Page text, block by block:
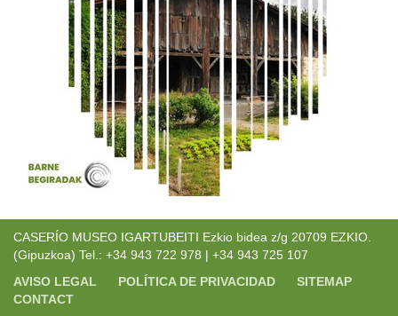
CASERÍO MUSEO IGARTUBEITI Ezkio bidea z/g 20709 EZKIO.
(Gipuzkoa) Tel.: +34 943 722 978 | +34 943 725 107
AVISO LEGAL
POLÍTICA DE PRIVACIDAD
SITEMAP
CONTACT